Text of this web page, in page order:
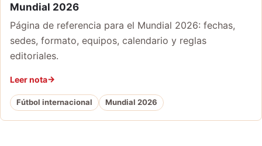
Mundial 2026
Página de referencia para el Mundial 2026: fechas,
sedes, formato, equipos, calendario y reglas
editoriales.
Leer nota
Fútbol internacional Mundial 2026